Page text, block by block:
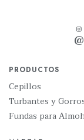
PRODUCTOS
Cepillos
Turbantes y
Fundas para